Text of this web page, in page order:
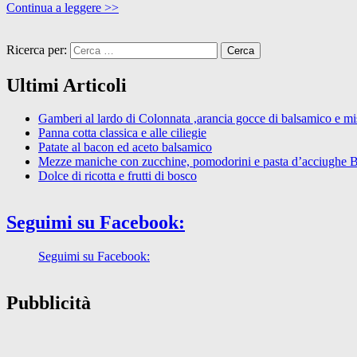
Continua a leggere >>
Ricerca per:
Ultimi Articoli
Gamberi al lardo di Colonnata ,arancia gocce di balsamico e
Panna cotta classica e alle ciliegie
Patate al bacon ed aceto balsamico
Mezze maniche con zucchine, pomodorini e pasta d’acciughe
Dolce di ricotta e frutti di bosco
Seguimi su Facebook:
Seguimi su Facebook:
Pubblicità